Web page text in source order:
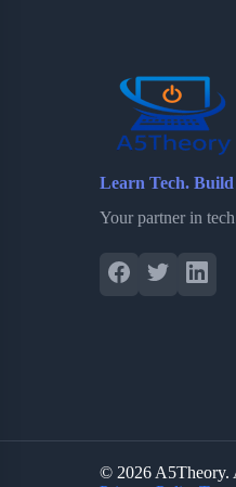
a
d
e
s
t
Learn Tech.
Your partner in
© 2026 A5Theory.